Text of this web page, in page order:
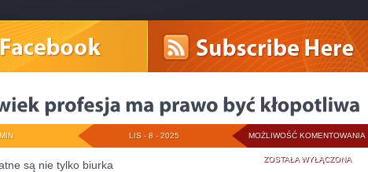
MOŻLIWOŚĆ KOMENTOWANIA
ZOSTAŁA WYŁĄCZONA
LIS - 8 - 2025
są nie tylko biurka